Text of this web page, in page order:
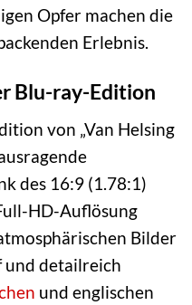
Opfer machen die
Erlebnis.
Blu-ray-Edition
von „Van Helsing
des 16:9 (1.78:1)
HD-Auflösung
Bilder
und detailreich
und englischen